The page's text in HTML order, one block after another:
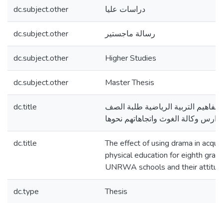
dc.subject.other دراسات عليا
dc.subject.other رسالة ماجستير
dc.subject.other Higher Studies
dc.subject.other Master Thesis
dc.title
التربية الرياضية طلبة الصف
وكالة الغوث واتجاهاتهم نحوها
dc.title
The effect of using drama in
physical education for eighth
UNRWA schools and their
dc.type Thesis